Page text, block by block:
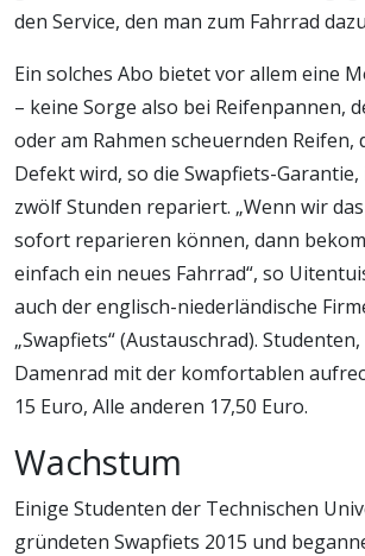
den Service, den man zum Fahrrad
Ein solches Abo bietet vor allem eine
– keine Sorge also bei Reifenpannen,
oder am Rahmen scheuernden Reifen,
Defekt wird, so die Swapfiets-
zwölf Stunden repariert. „Wenn wir
sofort reparieren können, dann
einfach ein neues Fahrrad“, so
auch der englisch-niederländische
„Swapfiets“ (Austauschrad).
Damenrad mit der komfortablen
15 Euro, Alle anderen 17,50 Euro.
Wachstum
Einige Studenten der Technischen
gründeten Swapfiets 2015 und